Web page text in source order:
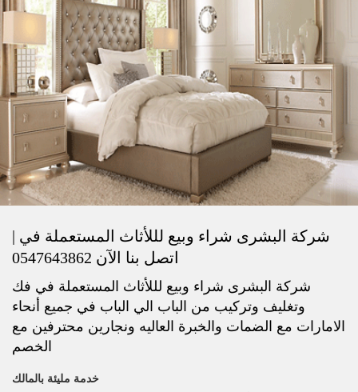
شركة البشرى شراء وبيع لللأثاث المستعملة في |
اتصل بنا الآن 0547643862
شركة البشرى شراء وبيع لللأثاث المستعملة في فك
وتغليف وتركيب من الباب الي الباب في جميع أنحاء
الامارات مع الضمات والخبرة العاليه ونجارين محترفين مع
الخصم
خدمة مليئة بالمالك